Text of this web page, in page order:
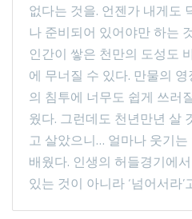
없다는 것을. 언젠가 내게도
나 준비되어 있어야만 하는
인간이 쌓은 천만의 도성도
에 무너질 수 있다. 만물의
의 침투에 너무도 쉽게 쓰러
웠다. 그런데도 천년만년 살
고 살았으니… 얼마나 웃기
배웠다. 인생의 허들경기에
있는 것이 아니라 ‘넘어서라’